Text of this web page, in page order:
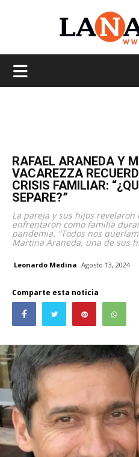
RAFAEL ARANEDA Y
VACAREZZA
CRISIS FAMILIAR:
SEPARE?”
La pareja y sus hijos
enfrentaron como familia
pandemia. “Todos nos
Martina Araneda, una de sus
Leonardo Medina Agosto 13, 2024
Comparte esta noticia